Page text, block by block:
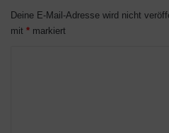
Deine E-Mail-Adresse wird nicht
mit * markiert